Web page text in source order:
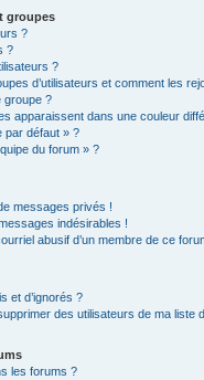
groupes
?
?
?
d’utilisateurs et comment les
groupe ?
apparaissent dans une couleur
par défaut » ?
du forum » ?
messages privés !
indésirables !
abusif d’un membre de ce
et d’ignorés ?
des utilisateurs de ma liste
les forums ?